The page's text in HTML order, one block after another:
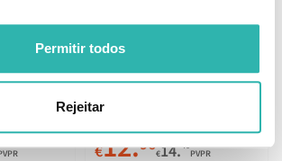
Permitir todos
Rejeitar
Lavagem Frescura 250ml
€12.96€14.40
PVPR